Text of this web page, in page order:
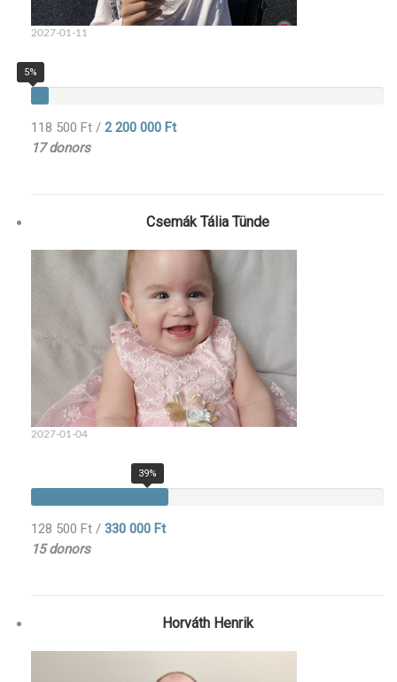
2027-01-11
5%
118 500 Ft / 2 200 000 Ft
17 donors
Csemák Tália Tünde
2027-01-04
39%
128 500 Ft / 330 000 Ft
15 donors
Horváth Henrik